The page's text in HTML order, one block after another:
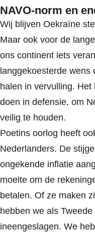
NAVO-norm en
Wij blijven Oekraïne
Maar ook voor de
ons continent iets
langgekoesterde wens
halen in vervulling.
doen in defensie, om
veilig te houden.
Poetins oorlog heeft
Nederlanders. De
ongekende inflatie
moeite om de
betalen. Of ze maken
hebben we als
ineengeslagen. We